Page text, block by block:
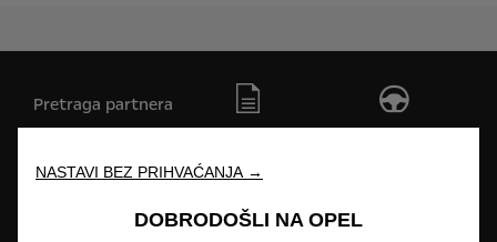
Pretraga partnera
NASTAVI BEZ PRIHVAĆANJA →
DOBRODOŠLI NA OPEL
našoj veb stranici. Kolačići nam omogućavaju da Vam pružimo